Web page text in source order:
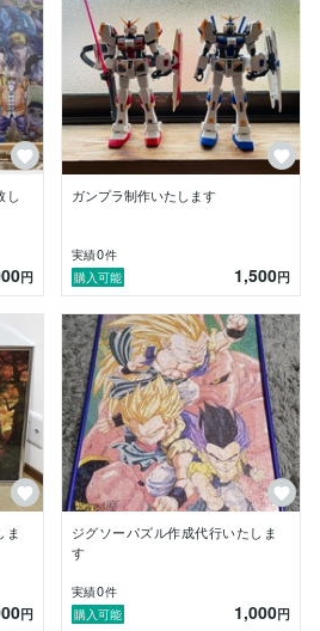
ズルを作ってきました。
ルもご相談ください。
ルの場合は、難易度や柄によっ
がありますが、1000ピースまで
らせてもらいます。
、お客様待ちです。
し
円
ガンプラ制作いたします
実績0件
購入可能
1,500円
ま
円
ジグソーパズル作成代行いたしま
す
実績0件
購入可能
1,000円